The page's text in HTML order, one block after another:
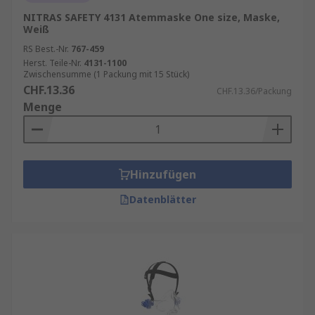
Beständig gegen Beschlag, Kratzer, Säuren,
Feuchtigkeit
Verschiedene Ventilverbindungstypen
Wo liegt der Unterschied zwischen Halb-
und Vollmaske?
Halbmaskendecken nur Nase und Mund
ab und sind kostengünstiger, während
Vollmasken das gesamte Gesicht bedecken
und teurer sind.
den Vorteil, dass sie um das
gesamte Gesicht herum anliegt und so eine
sicherere Abdichtung bietet.
NITRAS SAFETY 4131 Atemmaske One size, Maske,
Weiß
RS Best.-Nr. 767-459
Herst. Teile-Nr. 4131-1100
Zwischensumme (1 Packung mit 15 Stück)
CHF.13.36 CHF.13.36/Packung
Menge
Hinzufügen
Datenblätter